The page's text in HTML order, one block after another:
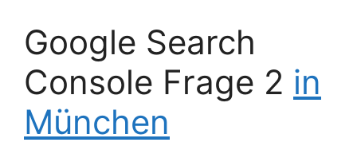
Google Search
Console Frage 2 in
München